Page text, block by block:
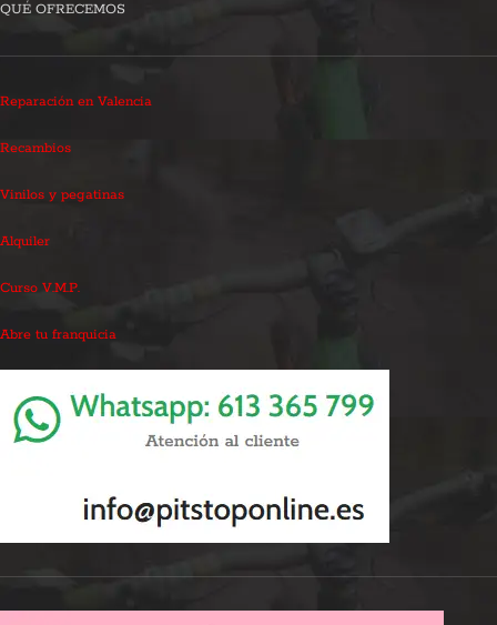
QUÉ OFRECEMOS
Reparación en Valencia
Recambios
Vinilos y pegatinas
Alquiler
Curso V.M.P.
Abre tu franquicia